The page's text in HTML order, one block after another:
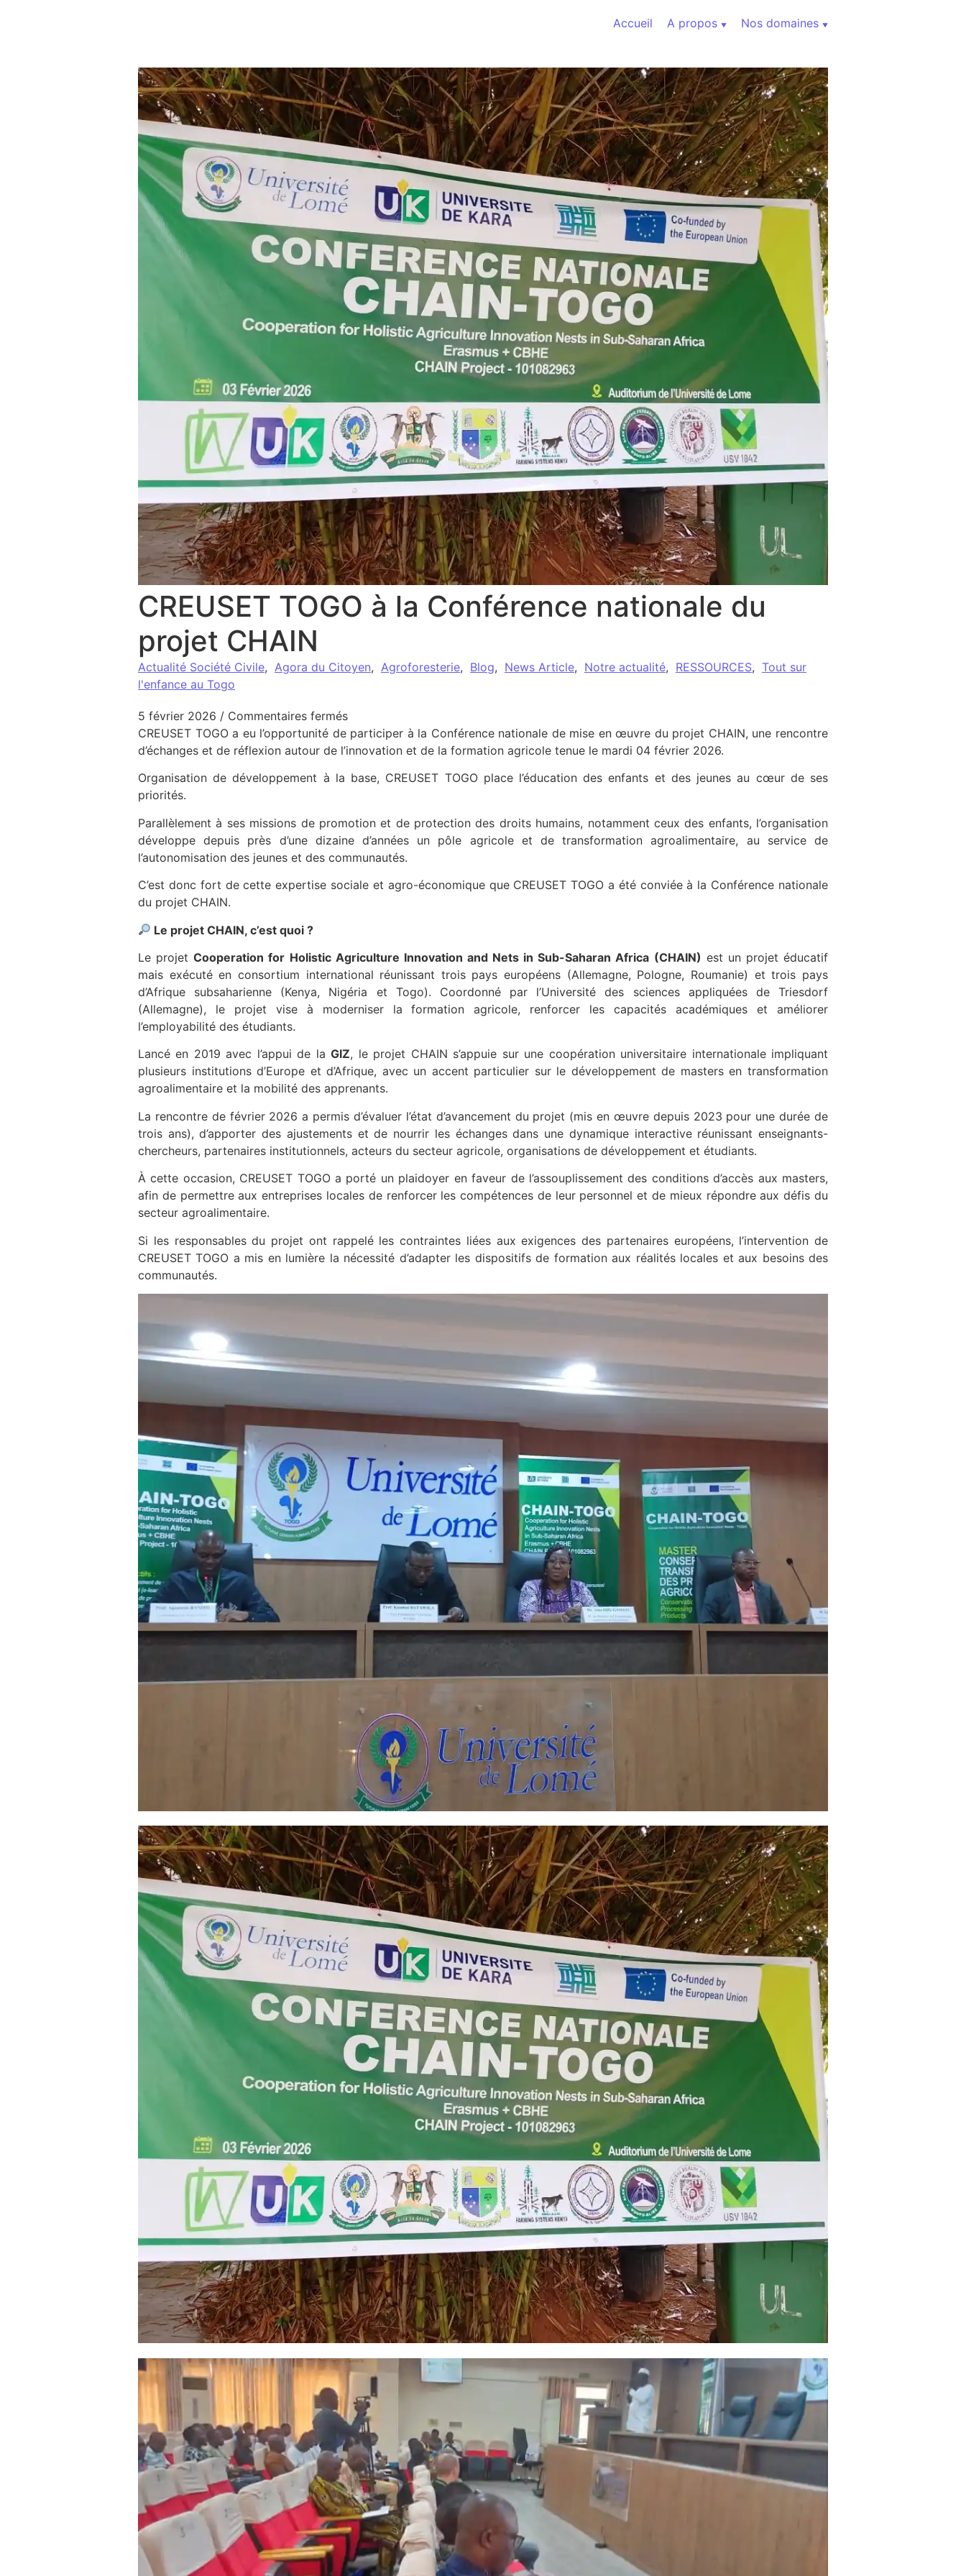
Accueil
A propos Nos domaines
CREUSET TOGO à la Conférence nationale du
projet CHAIN
Actualité Société Civile, Agora du Citoyen, Agroforesterie, Blog, News Article, Notre actualité, RESSOURCES, Tout sur
l'enfance au Togo
5 février 2026 / Commentaires ferméssur CREUSET TOGO à la Conférence nationale du projet CHAIN
CREUSET TOGO a eu l’opportunité de participer à la Conférence nationale de mise en œuvre du projet CHAIN, une rencontre
d’échanges et de réflexion autour de l’innovation et de la formation agricole tenue le mardi 04 février 2026.
Organisation de développement à la base, CREUSET TOGO place l’éducation des enfants et des jeunes au cœur de ses
priorités.
Parallèlement à ses missions de promotion et de protection des droits humains, notamment ceux des enfants, l’organisation
développe depuis près d’une dizaine d’années un pôle agricole et de transformation agroalimentaire, au service de
l’autonomisation des jeunes et des communautés.
C’est donc fort de cette expertise sociale et agro-économique que CREUSET TOGO a été conviée à la Conférence nationale
du projet CHAIN.
Le projet CHAIN, c’est quoi ?
Le projetCooperation for Holistic Agriculture Innovation and Nets in Sub-Saharan Africa (CHAIN) est un projet éducatif
mais exécuté en consortium international réunissant trois pays européens (Allemagne, Pologne, Roumanie) et trois pays
d’Afrique subsaharienne (Kenya, Nigéria et Togo). Coordonné par l’Université des sciences appliquées de Triesdorf
(Allemagne), le projet vise à moderniser la formation agricole, renforcer les capacités académiques et améliorer
l’employabilité des étudiants.
Lancé en 2019 avec l’appui de laGIZ, le projet CHAIN s’appuie sur une coopération universitaire internationale impliquant
plusieurs institutions d’Europe et d’Afrique, avec un accent particulier sur le développement de masters en transformation
agroalimentaire et la mobilité des apprenants.
La rencontre de février 2026 a permis d’évaluer l’état d’avancement du projet (mis en œuvre depuis 2023 pour une durée de
trois ans), d’apporter des ajustements et de nourrir les échanges dans une dynamique interactive réunissant enseignants-
chercheurs, partenaires institutionnels, acteurs du secteur agricole, organisations de développement et étudiants.
À cette occasion, CREUSET TOGO a porté un plaidoyer en faveur de l’assouplissement des conditions d’accès aux masters,
afin de permettre aux entreprises locales de renforcer les compétences de leur personnel et de mieux répondre aux défis du
secteur agroalimentaire.
Si les responsables du projet ont rappelé les contraintes liées aux exigences des partenaires européens, l’intervention de
CREUSET TOGO a mis en lumière la nécessité d’adapter les dispositifs de formation aux réalités locales et aux besoins des
communautés.